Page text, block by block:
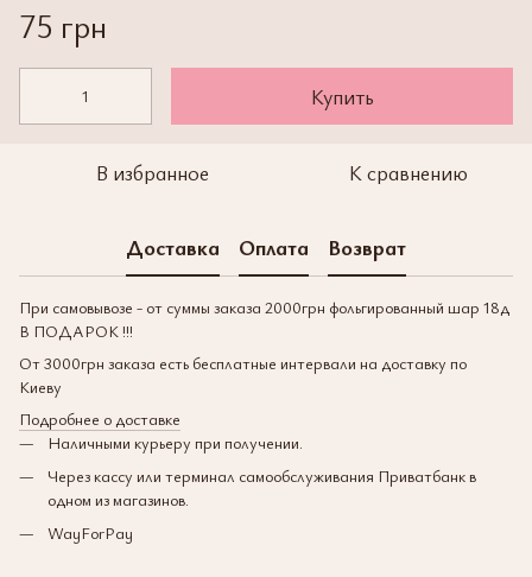
75 грн
Купить
В избранное К сравнению
Доставка Оплата Возврат
При самовывозе - от суммы заказа 2000грн фольгированный шар 18д
В ПОДАРОК !!!
От 3000грн заказа есть бесплатные интервали на доставку по
Киеву
Подробнее о доставке
Наличными курьеру при получении.
Через кассу или терминал самообслуживания Приватбанк в
одном из магазинов.
WayForPay